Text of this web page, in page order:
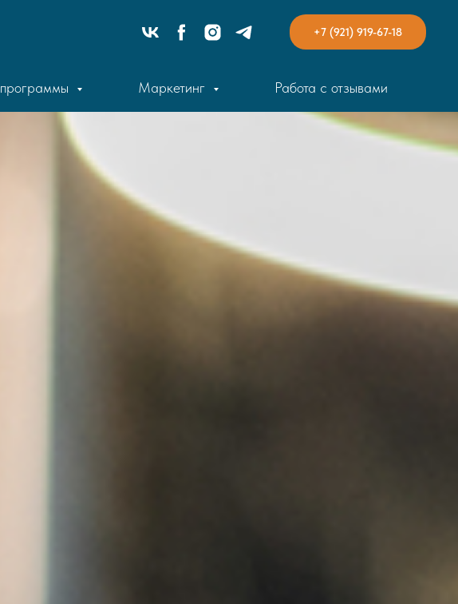
+7 (921) 919-67-18
Маркетинг Работа с отзывами